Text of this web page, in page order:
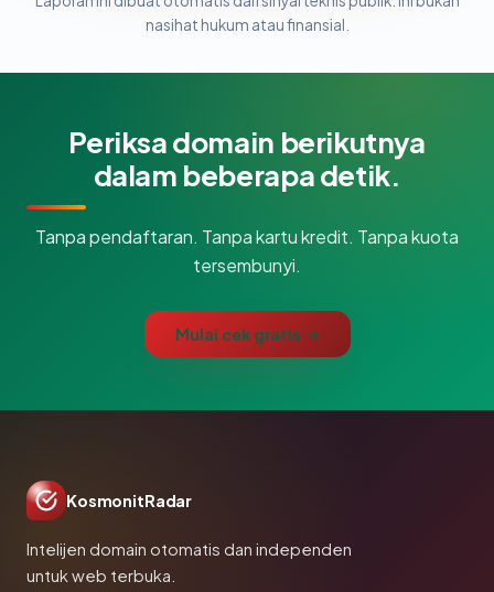
nasihat hukum atau finansial.
Periksa domain berikutnya
dalam beberapa detik.
Tanpa pendaftaran. Tanpa kartu kredit. Tanpa kuota
tersembunyi.
Mulai cek gratis →
KosmonitRadar
Intelijen domain otomatis dan independen
untuk web terbuka.